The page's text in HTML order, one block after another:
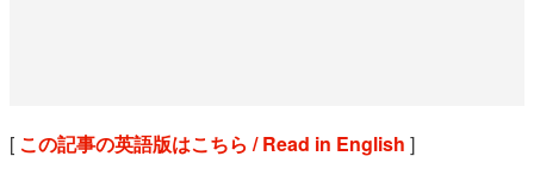
[ この記事の英語版はこちら / Read in English ]